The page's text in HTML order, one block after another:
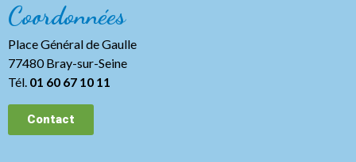
Coordonnées
Place Général de Gaulle
77480 Bray-sur-Seine
Tél. 01 60 67 10 11
Contact